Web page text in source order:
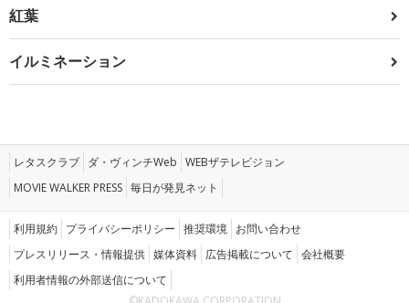
紅葉
イルミネーション
レタスクラブ ダ・ヴィンチWeb WEBザテレビジョン
MOVIE WALKER PRESS 毎日が発見ネット
利用規約 プライバシーポリシー 推奨環境 お問い合わせ
プレスリリース・情報提供 媒体資料 広告掲載について 会社概要
利用者情報の外部送信について